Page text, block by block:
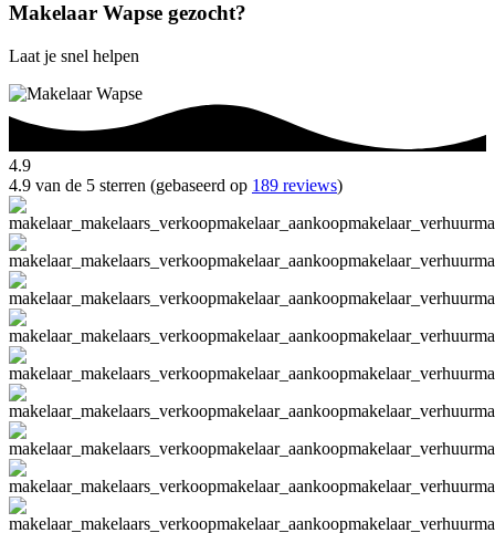
Makelaar Wapse gezocht?
Laat je snel helpen
4.9
4.9 van de 5 sterren (gebaseerd op 189 reviews)